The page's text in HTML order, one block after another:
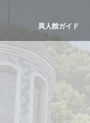
異人館ガイド